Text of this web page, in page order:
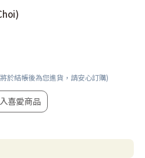
於結帳後為您進貨，請安心訂購)
喜愛商品